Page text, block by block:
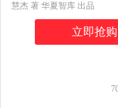
慧杰 著 华夏智库 出品
立即抢购